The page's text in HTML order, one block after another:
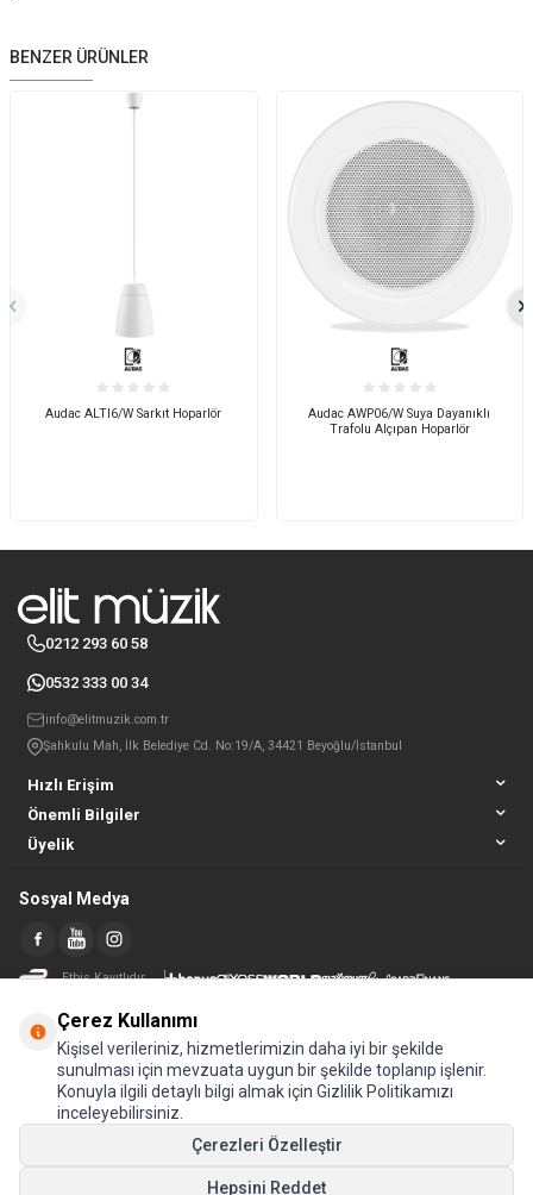
BENZER ÜRÜNLER
Audac ALTI6/W Sarkıt Hoparlör
Audac AWP06/W Suya Dayanıklı
Trafolu Alçıpan Hoparlör
Hızlı Erişim
Önemli Bilgiler
Üyelik
0212 293 60 58
0532 333 00 34
info@elitmuzik.com.tr
Şahkulu Mah, İlk Belediye Cd. No:19/A, 34421 Beyoğlu/İstanbul
Sosyal Medya
Etbis Kayıtlıdır
Çerez Kullanımı
Kişisel verileriniz, hizmetlerimizin daha iyi bir şekilde
sunulması için mevzuata uygun bir şekilde toplanıp işlenir.
Konuyla ilgili detaylı bilgi almak için Gizlilik Politikamızı
inceleyebilirsiniz.
Çerezleri Özelleştir
Hepsini Reddet